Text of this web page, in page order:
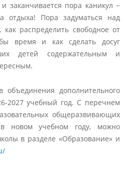
и заканчивается пора каникул −
отдыха! Пора задуматься над
как распределить свободное от
время и как сделать досуг
детей содержательным и
дополнительного
2027 учебный год. С перечнем
общеразвивающих
новом учебном году, можно
в разделе «Образование» и